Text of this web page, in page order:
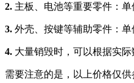
2. 主板、电池等重要零件：单
3. 外壳、按键等辅助零件：单
4. 大量销毁时，可以根据实
需要注意的是，以上价格仅